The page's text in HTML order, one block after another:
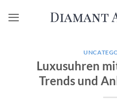
Inhalt
Luxusuhren
Trends und